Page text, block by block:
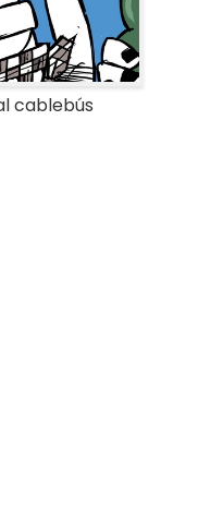
cablebús